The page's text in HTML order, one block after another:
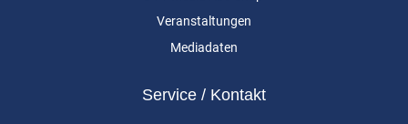
Veranstaltungen
Mediadaten
Service / Kontakt